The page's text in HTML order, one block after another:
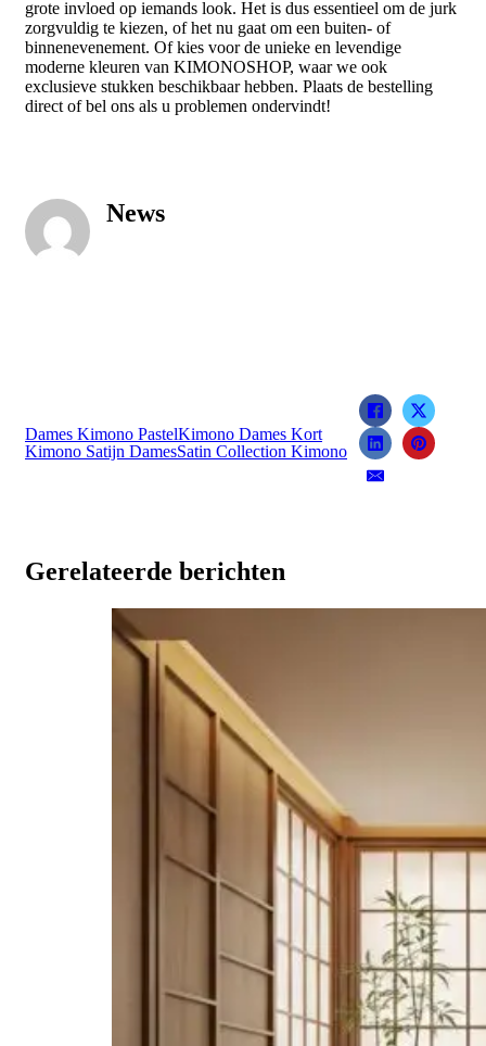
grote invloed op iemands look. Het is dus essentieel om de jurk
zorgvuldig te kiezen, of het nu gaat om een ​​buiten- of
binnenevenement. Of kies voor de unieke en levendige
moderne kleuren van KIMONOSHOP, waar we ook
exclusieve stukken beschikbaar hebben. Plaats de bestelling
direct of bel ons als u problemen ondervindt!
News
Dames Kimono PastelKimono Dames Kort
Kimono Satijn DamesSatin Collection Kimono
Gerelateerde berichten